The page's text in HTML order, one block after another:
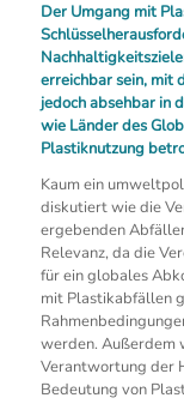
Der Umgang mit
erreichbar sein, mit
jedoch absehbar in
wie Länder des
Plastiknutzung
Kaum ein
diskutiert wie die
ergebenden
Relevanz, da die
für ein globales
mit Plastikabfällen
werden. Außerdem
Verantwortung der
Bedeutung von